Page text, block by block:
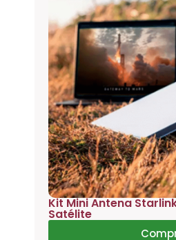
Kit Mini Antena
Satélite